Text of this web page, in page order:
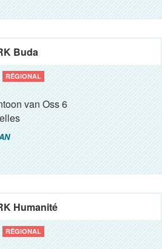
Buda
RÉGIONAL
van Oss 6
Humanité
RÉGIONAL